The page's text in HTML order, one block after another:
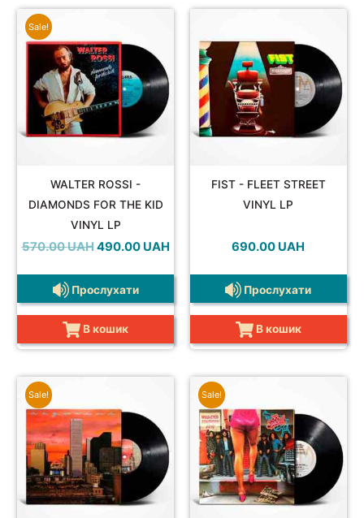
Sale!
WALTER ROSSI -
DIAMONDS FOR THE KID
VINYL LP
570.00UAH Оригінальна
490.00 UAHПоточна
Прослухати
В кошик
FIST - FLEET STREET
VINYL LP
690.00 UAH
Прослухати
В кошик
Sale! Sale!
SOUNDTRACK
COMPILATION